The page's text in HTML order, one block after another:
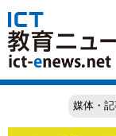
媒体・